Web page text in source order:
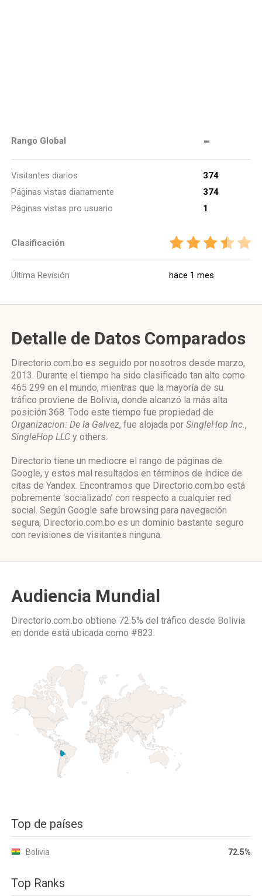
Rango Global -
Visitantes diarios
374
Páginas vistas diariamente
374
Páginas vistas pro usuario
1
Clasificación
Última Revisión hace 1 mes
Detalle de Datos Comparados
Directorio.com.bo es seguido por nosotros desde marzo,
2013. Durante el tiempo ha sido clasificado tan alto como
465 299 en el mundo, mientras que la mayoría de su
tráfico proviene de Bolivia, donde alcanzó la más alta
posición 368. Todo este tiempo fue propiedad de
Organizacion: De la Galvez, fue alojada por SingleHop Inc.,
SingleHop LLC y others.
Directorio tiene un mediocre el rango de páginas de
Google, y estos mal resultados en términos de índice de
citas de Yandex. Encontramos que Directorio.com.bo está
pobremente ‘socializado’ con respecto a cualquier red
social. Según Google safe browsing para navegación
segura, Directorio.com.bo es un dominio bastante seguro
con revisiones de visitantes ninguna.
Audiencia Mundial
Directorio.com.bo obtiene 72.5% del tráfico desde Bolivia
en donde está ubicada como #823.
Top de países
Bolivia 72.5%
Top Ranks